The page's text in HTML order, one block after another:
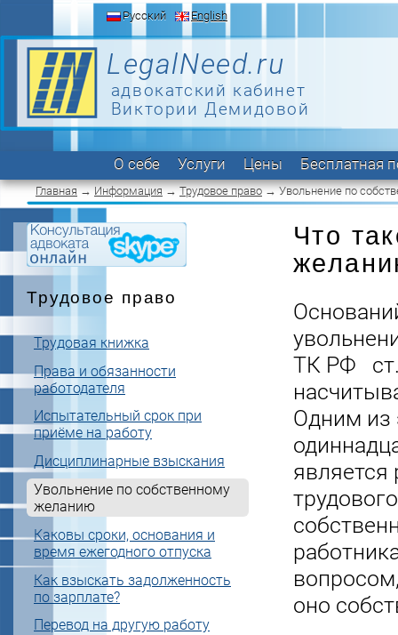
LegalNeed.ru
адвокатский кабинет
Виктории Демидовой
Русский English
О себе Услуги Цены Бесплатная
Главная→Информация→Трудовое право→ Увольнение по
Трудовое право
Трудовая книжка
Права и обязанности
работодателя
Испытательный срок при
приёме на работу
Дисциплинарные взыскания
Увольнение по собственному
желанию
Каковы сроки, основания и
время ежегодного отпуска
Как взыскать задолженность
по зарплате?
Перевод на другую работу
Что
ТК РФ
Одним из
является
оно